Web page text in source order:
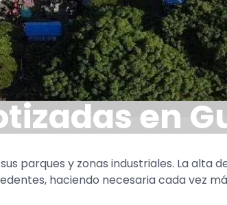
en
parques y zonas industriales. La alta
haciendo necesaria cada vez